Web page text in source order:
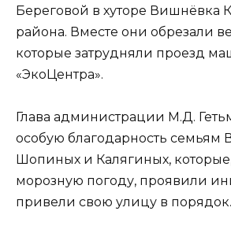
Береговой в хуторе Вишнёвка
района. Вместе они обрезали
которые затрудняли проезд
«ЭкоЦентра».
Глава администрации М.Д.
особую благодарность семьям
Шопиных и Калягиных,
морозную погоду, проявили
привели свою улицу в порядок.